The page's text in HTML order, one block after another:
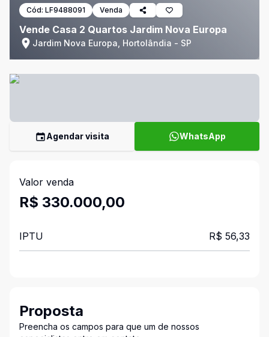
Cód: LF9488091 Venda
Vende Casa 2 Quartos Jardim Nova Europa
Jardim Nova Europa, Hortolândia - SP
Agendar visita WhatsApp
Valor venda
R$ 330.000,00
IPTU R$ 56,33
Proposta
Preencha os campos para que um de nossos